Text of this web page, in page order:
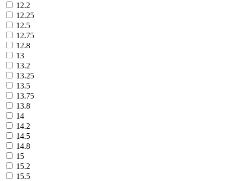
12.2
12.25
12.5
12.75
12.8
13
13.2
13.25
13.5
13.75
13.8
14
14.2
14.5
14.8
15
15.2
15.5